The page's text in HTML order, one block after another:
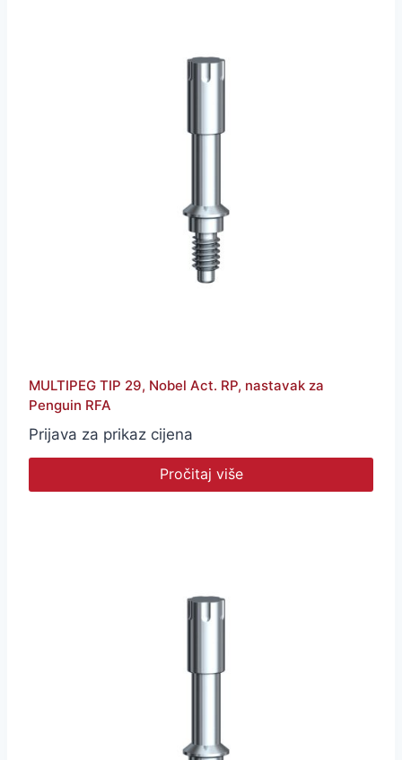
MULTIPEG TIP 29, Nobel Act. RP, nastavak za
Penguin RFA
Prijava za prikaz cijena
Pročitaj više